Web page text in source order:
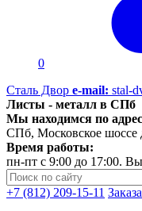
0
Сталь Двор e-mail: stal-
Листы - металл в СПб
Мы находимся по
СПб, Московское шоссе
Время работы:
пн-пт с 9:00 до 17:00.
+7 (812) 209-15-11